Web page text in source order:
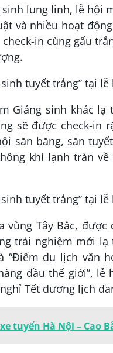
lung linh, lễ hội
và nhiều hoạt
in cùng gấu
Giáng sinh khác
sẽ được check-in
săn băng, săn
khí lạnh tràn
vùng Tây Bắc,
trải nghiệm mới
“Điểm du lịch văn
đầu thế giới”,
Tết dương lịch
tuyến Hà Nội – Cao